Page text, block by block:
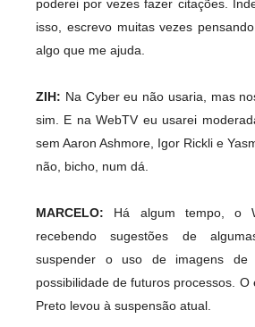
poderei por vezes fazer citações.
isso, escrevo muitas vezes
algo que me ajuda.
ZIH: Na Cyber eu não usaria, mas
sim. E na WebTV eu usarei
sem Aaron Ashmore, Igor Rickli e
não, bicho, num dá.
MARCELO: Há algum tempo, o
recebendo sugestões de
suspender o uso de imagens de
possibilidade de futuros processos. O
Preto levou à suspensão atual.